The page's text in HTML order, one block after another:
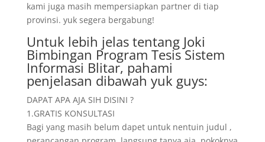
kami juga masih mempersiapkan partner di tiap
provinsi. yuk segera bergabung!
Untuk lebih jelas tentang Joki
Bimbingan Program Tesis Sistem
Informasi Blitar, pahami
penjelasan dibawah yuk guys:
DAPAT APA AJA SIH DISINI ?
1.GRATIS KONSULTASI
Bagi yang masih belum dapet untuk nentuin judul ,